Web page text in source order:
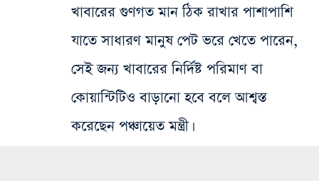
খাবারের গুণগত মান ঠিক রাখার পাশাপাশি
যাতে সাধারণ মানুষ পেট ভরে খেতে পারেন,
সেই জন্য খাবারের নির্দিষ্ট পরিমাণ বা
কোয়ান্টিটিও বাড়ানো হবে বলে আশ্বস্ত
করেছেন পঞ্চায়েত মন্ত্রী।